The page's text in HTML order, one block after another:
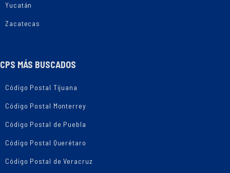
Yucatán
Zacatecas
CPS MÁS BUSCADOS
Código Postal Tijuana
Código Postal Monterrey
Código Postal de Puebla
Código Postal Querétaro
Código Postal de Veracruz